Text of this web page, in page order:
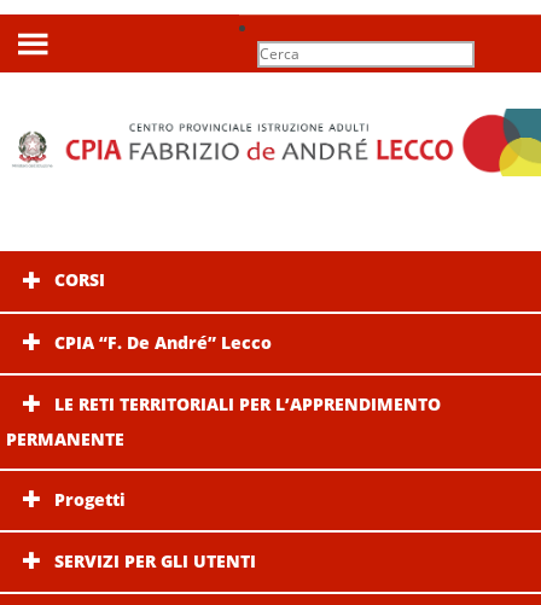
Search
for:
CORSI
CPIA “F. De André” Lecco
LE RETI TERRITORIALI PER L’APPRENDIMENTO
PERMANENTE
Progetti
SERVIZI PER GLI UTENTI